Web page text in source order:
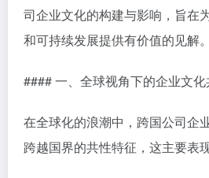
司企业文化的构建与影响，旨在
和可持续发展提供有价值的见解。
#### 一、全球视角下的企业文化
在全球化的浪潮中，跨国公司企
跨越国界的共性特征，这主要表